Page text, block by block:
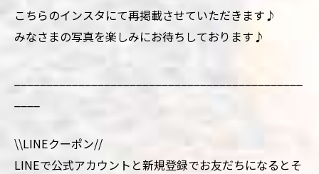
こちらのインスタにて再掲載させていただきます♪
みなさまの写真を楽しみにお待ちしております♪
\\LINEクーポン//
LINEで公式アカウントと新規登録でお友だちになるとそ